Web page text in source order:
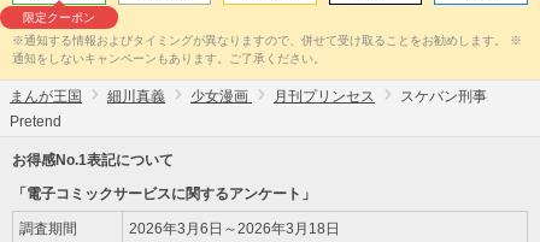
限定クーポン
※通知する情報およびタイミングが異なりますので、併せて受け取ることをお勧めします。 ※
通知をしないキャンペーンもあります。ご了承ください。
まんが王国 細川真義 少女漫画 月刊プリンセス
スケバン刑事
Pretend
お得感No.1表記について
「電子コミックサービスに関するアンケート」
調査期間 2026年3月6日～2026年3月18日